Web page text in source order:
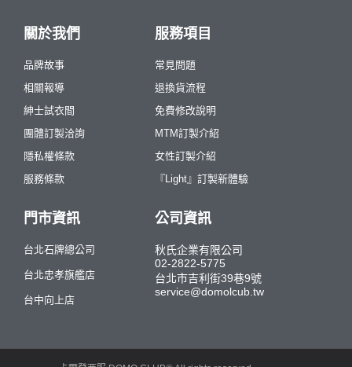
關於我們
品牌故事
相關報導
紳士試衣間
團體訂製洽詢
隱私權條款
服務條款
服務項目
常見問題
退換貨流程
免費修改說明
MTM訂製介紹
女性訂製介紹
『Light』訂製新體驗
門市資訊
台北石牌總公司
台北忠孝旗艦店
台中向上店
公司資訊
秋氏企業有限公司
02-2822-5775
台北市吉利街39巷9號
service@domolcub.tw